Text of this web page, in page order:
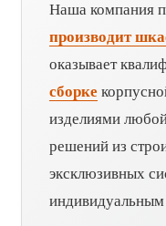
Наша компания
производит
оказывает
сборке
изделиями
решений из
эксклюзивных
индивидуальным